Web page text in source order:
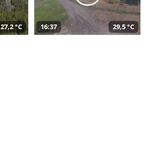
27,2 °C 16:37 29,5 °C